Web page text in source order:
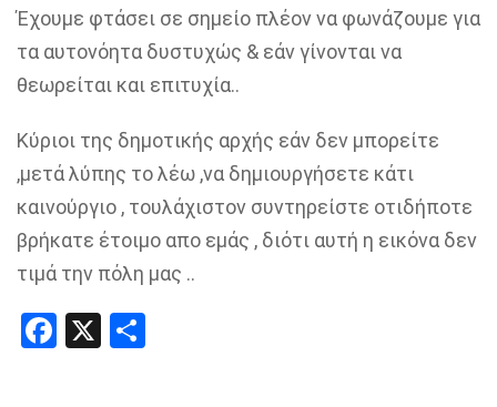
Έχουμε φτάσει σε σημείο πλέον να φωνάζουμε για
τα αυτονόητα δυστυχώς & εάν γίνονται να
θεωρείται και επιτυχία..
Κύριοι της δημοτικής αρχής εάν δεν μπορείτε
,μετά λύπης το λέω ,να δημιουργήσετε κάτι
καινούργιο , τουλάχιστον συντηρείστε οτιδήποτε
βρήκατε έτοιμο απο εμάς , διότι αυτή η εικόνα δεν
τιμά την πόλη μας ..
Facebook
X